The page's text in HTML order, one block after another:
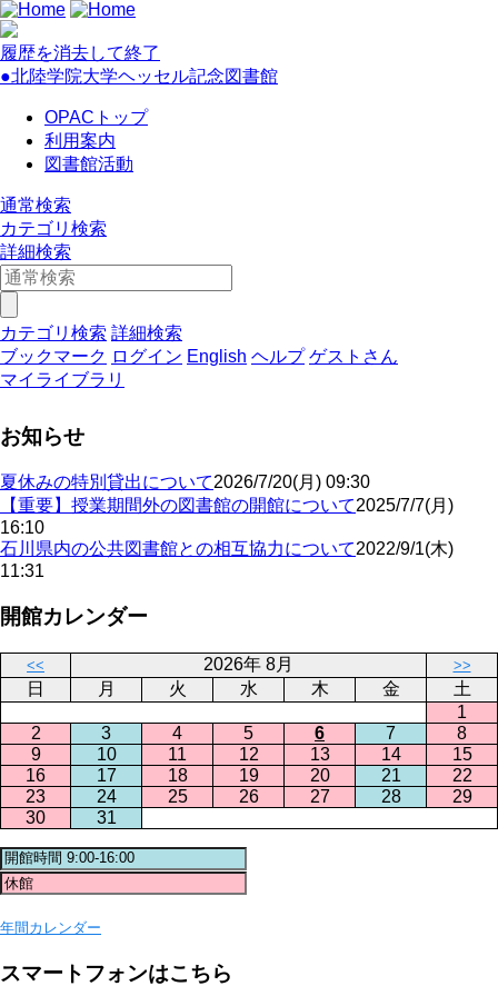
履歴を消去して終了
●北陸学院大学ヘッセル記念図書館
OPACトップ
利用案内
図書館活動
通常検索
カテゴリ検索
詳細検索
カテゴリ検索 詳細検索
ブックマーク ログイン English ヘルプ ゲストさん
マイライブラリ
お知らせ
夏休みの特別貸出について2026/7/20(月) 09:30
【重要】授業期間外の図書館の開館について2025/7/7(月)
16:10
石川県内の公共図書館との相互協力について2022/9/1(木)
11:31
開館カレンダー
<< 2026年 8月 >>
日 月 火 水 木 金
土
1
2
3 4 5 6 7
8
9
10 11 12 13 14
15
16
17 18 19 20 21
22
23
24 25 26 27 28
29
30
31
年間カレンダー
スマートフォンはこちら